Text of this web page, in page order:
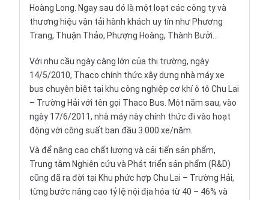
Hoàng Long. Ngay sau đó là một loạt các công ty và
thương hiệu vận tải hành khách uy tín như Phương
Trang, Thuận Thảo, Phượng Hoàng, Thành Bưởi…
Với nhu cầu ngày càng lớn của thị trường, ngày
14/5/2010, Thaco chính thức xây dựng nhà máy xe
bus chuyên biệt tại khu công nghiệp cơ khí ô tô Chu Lai
– Trường Hải với tên gọi Thaco Bus. Một năm sau, vào
ngày 17/6/2011, nhà máy này chính thức đi vào hoạt
động với công suất ban đầu 3.000 xe/năm.
Và để nâng cao chất lượng và cải tiến sản phẩm,
Trung tâm Nghiên cứu và Phát triển sản phẩm (R&D)
cũng đã ra đời tại Khu phức hợp Chu Lai – Trường Hải,
từng bước nâng cao tỷ lệ nội địa hóa từ 40 – 46% và